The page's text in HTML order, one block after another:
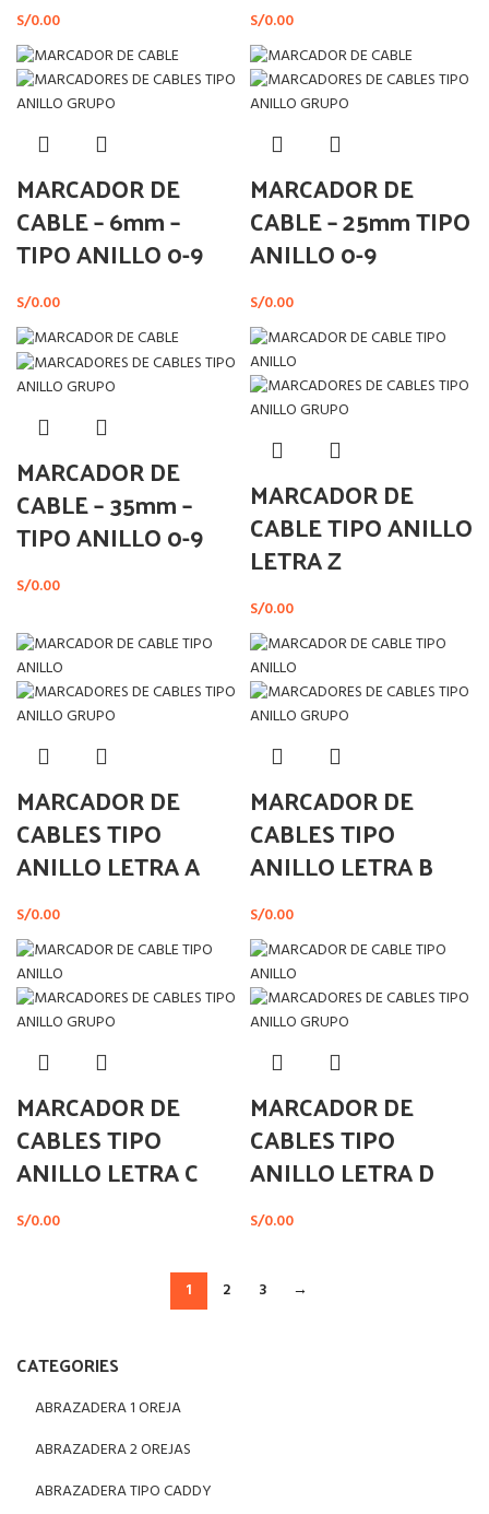
CATEGORIES
ABRAZADERA 1 OREJA
ABRAZADERA 2 OREJAS
ABRAZADERA TIPO CADDY
S/0.00 S/0.00
MARCADOR DE
CABLE – 6mm –
TIPO ANILLO 0-9
S/0.00
MARCADOR DE
CABLE – 25mm TIPO
ANILLO 0-9
S/0.00
MARCADOR DE
CABLE – 35mm –
TIPO ANILLO 0-9
S/0.00
MARCADOR DE
CABLE TIPO ANILLO
LETRA Z
S/0.00
MARCADOR DE
CABLES TIPO
ANILLO LETRA A
S/0.00
MARCADOR DE
CABLES TIPO
ANILLO LETRA B
S/0.00
MARCADOR DE
CABLES TIPO
ANILLO LETRA C
S/0.00
MARCADOR DE
CABLES TIPO
ANILLO LETRA D
S/0.00
1 2 3 →